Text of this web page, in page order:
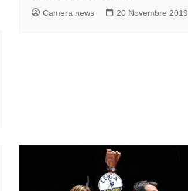
Camera news 20 Novembre 2019